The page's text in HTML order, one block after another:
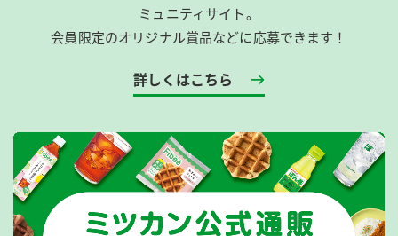
ミュニティサイト。
会員限定のオリジナル賞品などに応募できます！
詳しくはこちら